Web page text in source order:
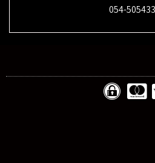
054-